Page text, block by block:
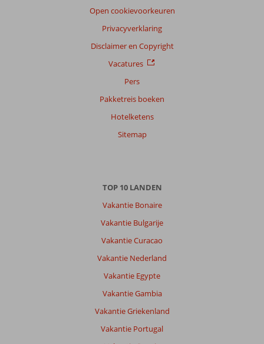
Open cookievoorkeuren
Privacyverklaring
Disclaimer en Copyright
Vacatures
Pers
Pakketreis boeken
Hotelketens
Sitemap
TOP 10 LANDEN
Vakantie Bonaire
Vakantie Bulgarije
Vakantie Curacao
Vakantie Nederland
Vakantie Egypte
Vakantie Gambia
Vakantie Griekenland
Vakantie Portugal